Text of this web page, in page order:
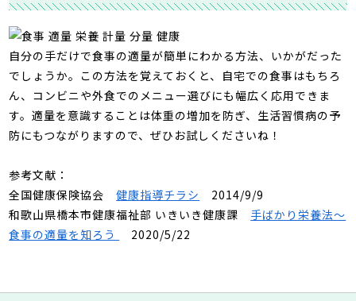
自分の手だけで食事の適量が簡単にわかる方法、いかがだった
でしょうか。この方法を覚えておくと、自宅での食事はもちろ
ん、コンビニや外食でのメニュー選びにも幅広く応用できま
す。適量を意識することは体重の増加を防ぎ、生活習慣病の予
防にもつながりますので、ぜひお試しくださいね！
参考文献：
全国健康保険協会健康指導チラシ
2014/9/9
和歌山県橋本市健康福祉部 いきいき健康課 手ばかり栄養法～
食事の適量を知ろう
2020/5/22